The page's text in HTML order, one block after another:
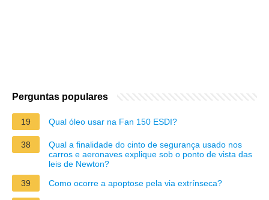
Perguntas populares
19 Qual óleo usar na Fan 150 ESDI?
38
Qual a finalidade do cinto de segurança usado nos
carros e aeronaves explique sob o ponto de vista das
leis de Newton?
39
Como ocorre a apoptose pela via extrínseca?